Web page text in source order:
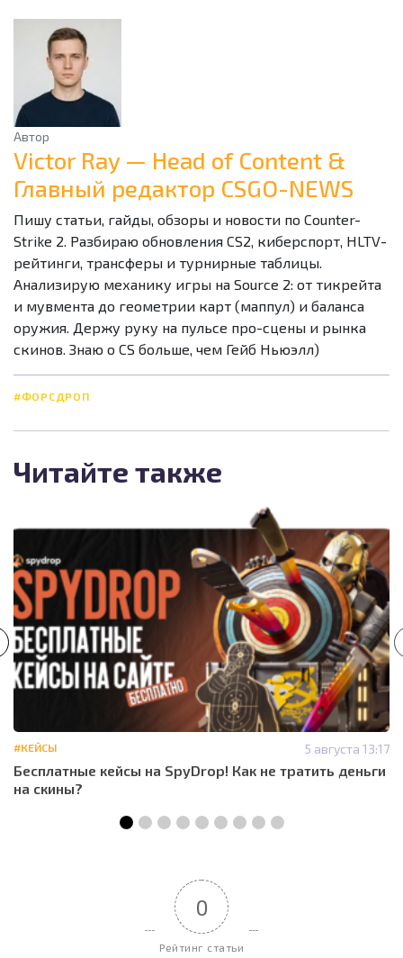
Автор
Victor Ray — Head of Content &
Главный редактор CSGO-NEWS
Пишу статьи, гайды, обзоры и новости по Counter-
Strike 2. Разбираю обновления CS2, киберспорт, HLTV-
рейтинги, трансферы и турнирные таблицы.
Анализирую механику игры на Source 2: от тикрейта
и мувмента до геометрии карт (маппул) и баланса
оружия. Держу руку на пульсе про-сцены и рынка
скинов. Знаю о CS больше, чем Гейб Ньюэлл)
#ФОРСДРОП
Читайте также
#КЕЙСЫ 5 августа 13:17
Бесплатные кейсы на SpyDrop! Как не тратить деньги
на скины?
0
Рейтинг статьи